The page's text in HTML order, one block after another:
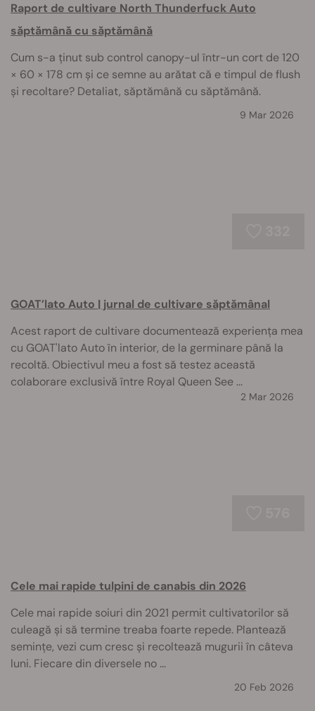
Raport de cultivare North Thunderfuck Auto
săptămână cu săptămână
Cum s-a ținut sub control canopy-ul într-un cort de 120
× 60 × 178 cm și ce semne au arătat că e timpul de flush
și recoltare? Detaliat, săptămână cu săptămână.
9 Mar 2026
GOAT’lato Auto | jurnal de cultivare săptămânal
Acest raport de cultivare documentează experiența mea
cu GOAT'lato Auto în interior, de la germinare până la
recoltă. Obiectivul meu a fost să testez această
colaborare exclusivă între Royal Queen See ...
2 Mar 2026
Cele mai rapide tulpini de canabis din 2026
Cele mai rapide soiuri din 2021 permit cultivatorilor să
culeagă și să termine treaba foarte repede. Plantează
semințe, vezi cum cresc și recoltează mugurii în câteva
luni. Fiecare din diversele no ...
20 Feb 2026